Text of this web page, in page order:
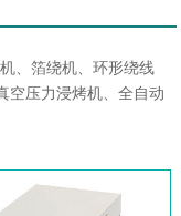
、箔绕机、环形绕线
空压力浸烤机、全自动